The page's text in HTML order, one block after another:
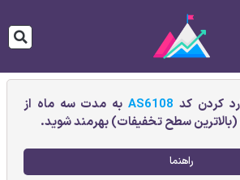
کردن کد AS6108به مدت سه ماه از
سطح تخفیفات) بهرمند شوید.
راهنما